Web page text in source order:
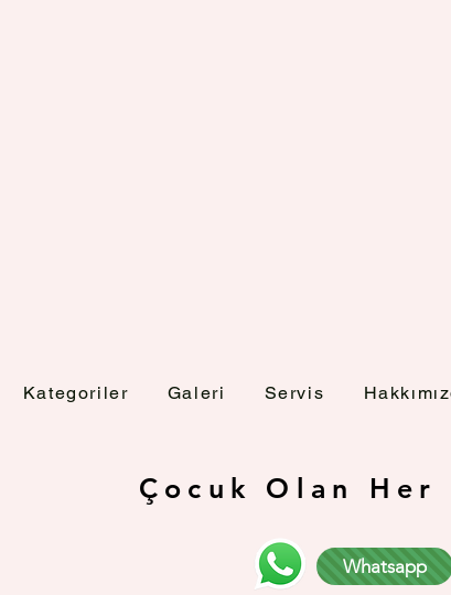
Kategoriler Galeri Servis
Çocuk Olan Her
Whatsapp